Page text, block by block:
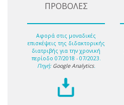
ΠΡΟΒΟΛΕΣ
Αφορά στις μοναδικές
επισκέψεις της διδακτορικής
διατριβής για την χρονική
περίοδο 07/2018 - 07/2023.
Πηγή: Google Analytics.